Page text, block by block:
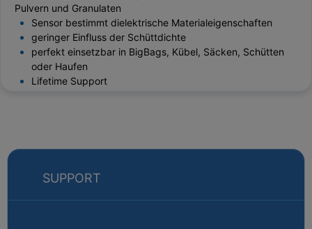
Pulvern und Granulaten
Sensor bestimmt dielektrische Materialeigenschaften
geringer Einfluss der Schüttdichte
perfekt einsetzbar in BigBags, Kübel, Säcken, Schütten
oder Haufen
Lifetime Support
SUPPORT